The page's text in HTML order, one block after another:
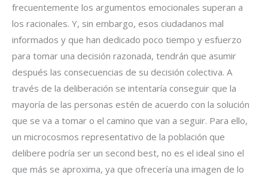
frecuentemente los argumentos emocionales superan a
los racionales. Y, sin embargo, esos ciudadanos mal
informados y que han dedicado poco tiempo y esfuerzo
para tomar una decisión razonada, tendrán que asumir
después las consecuencias de su decisión colectiva. A
través de la deliberación se intentaría conseguir que la
mayoría de las personas estén de acuerdo con la solución
que se va a tomar o el camino que van a seguir. Para ello,
un microcosmos representativo de la población que
delibere podría ser un second best, no es el ideal sino el
que más se aproxima, ya que ofrecería una imagen de lo